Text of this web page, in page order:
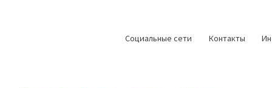
Cоциальные сети Контакты